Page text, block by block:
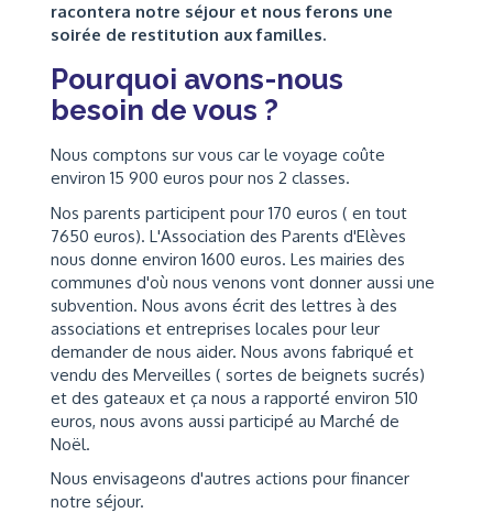
racontera notre séjour et nous ferons une
soirée de restitution aux familles.
Pourquoi avons-nous
besoin de vous ?
Nous comptons sur vous car le voyage coûte
environ 15 900 euros pour nos 2 classes.
Nos parents participent pour 170 euros ( en tout
7650 euros). L'Association des Parents d'Elèves
nous donne environ 1600 euros. Les mairies des
communes d'où nous venons vont donner aussi une
subvention. Nous avons écrit des lettres à des
associations et entreprises locales pour leur
demander de nous aider. Nous avons fabriqué et
vendu des Merveilles ( sortes de beignets sucrés)
et des gateaux et ça nous a rapporté environ 510
euros, nous avons aussi participé au Marché de
Noël.
Nous envisageons d'autres actions pour financer
notre séjour.